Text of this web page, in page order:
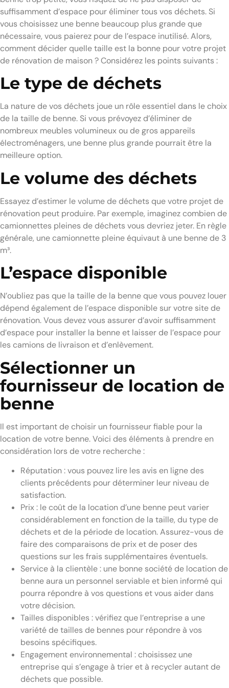
suffisamment d’espace pour éliminer tous vos déchets. Si
vous choisissez une benne beaucoup plus grande que
nécessaire, vous paierez pour de l’espace inutilisé. Alors,
comment décider quelle taille est la bonne pour votre projet
de rénovation de maison ? Considérez les points suivants :
Le type de déchets
La nature de vos déchets joue un rôle essentiel dans le choix
de la taille de benne. Si vous prévoyez d’éliminer de
nombreux meubles volumineux ou de gros appareils
électroménagers, une benne plus grande pourrait être la
meilleure option.
Le volume des déchets
Essayez d’estimer le volume de déchets que votre projet de
rénovation peut produire. Par exemple, imaginez combien de
camionnettes pleines de déchets vous devriez jeter. En règle
générale, une camionnette pleine équivaut à une benne de 3
m³.
L’espace disponible
N’oubliez pas que la taille de la benne que vous pouvez louer
dépend également de l’espace disponible sur votre site de
rénovation. Vous devez vous assurer d’avoir suffisamment
d’espace pour installer la benne et laisser de l’espace pour
les camions de livraison et d’enlèvement.
Sélectionner un
fournisseur de location de
benne
Il est important de choisir un fournisseur fiable pour la
location de votre benne. Voici des éléments à prendre en
considération lors de votre recherche :
Réputation : vous pouvez lire les avis en ligne des
clients précédents pour déterminer leur niveau de
satisfaction.
Prix : le coût de la location d’une benne peut varier
considérablement en fonction de la taille, du type de
déchets et de la période de location. Assurez-vous de
faire des comparaisons de prix et de poser des
questions sur les frais supplémentaires éventuels.
Service à la clientèle : une bonne société de location de
benne aura un personnel serviable et bien informé qui
pourra répondre à vos questions et vous aider dans
votre décision.
Tailles disponibles : vérifiez que l’entreprise a une
variété de tailles de bennes pour répondre à vos
besoins spécifiques.
Engagement environnemental : choisissez une
entreprise qui s’engage à trier et à recycler autant de
déchets que possible.